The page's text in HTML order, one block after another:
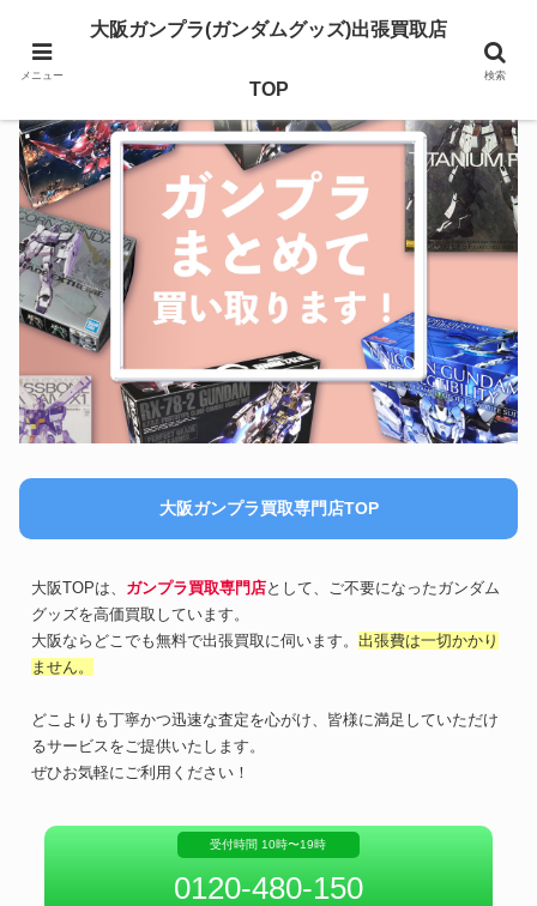
大阪ガンプラ買取専門店TOP
大阪TOPは、 ガンプラ買取専門店として、ご不要になったガンダム
グッズを高価買取しています。
大阪ならどこでも無料で出張買取に伺います。 出張費は一切かかり
ません。
どこよりも丁寧かつ迅速な査定を心がけ、皆様に満足していただけ
るサービスをご提供いたします。
ぜひお気軽にご利用ください！
受付時間 10時〜19時
0120-480-150
メニュー
大阪ガンプラ(ガンダムグッズ)出張買取店
TOP
検索